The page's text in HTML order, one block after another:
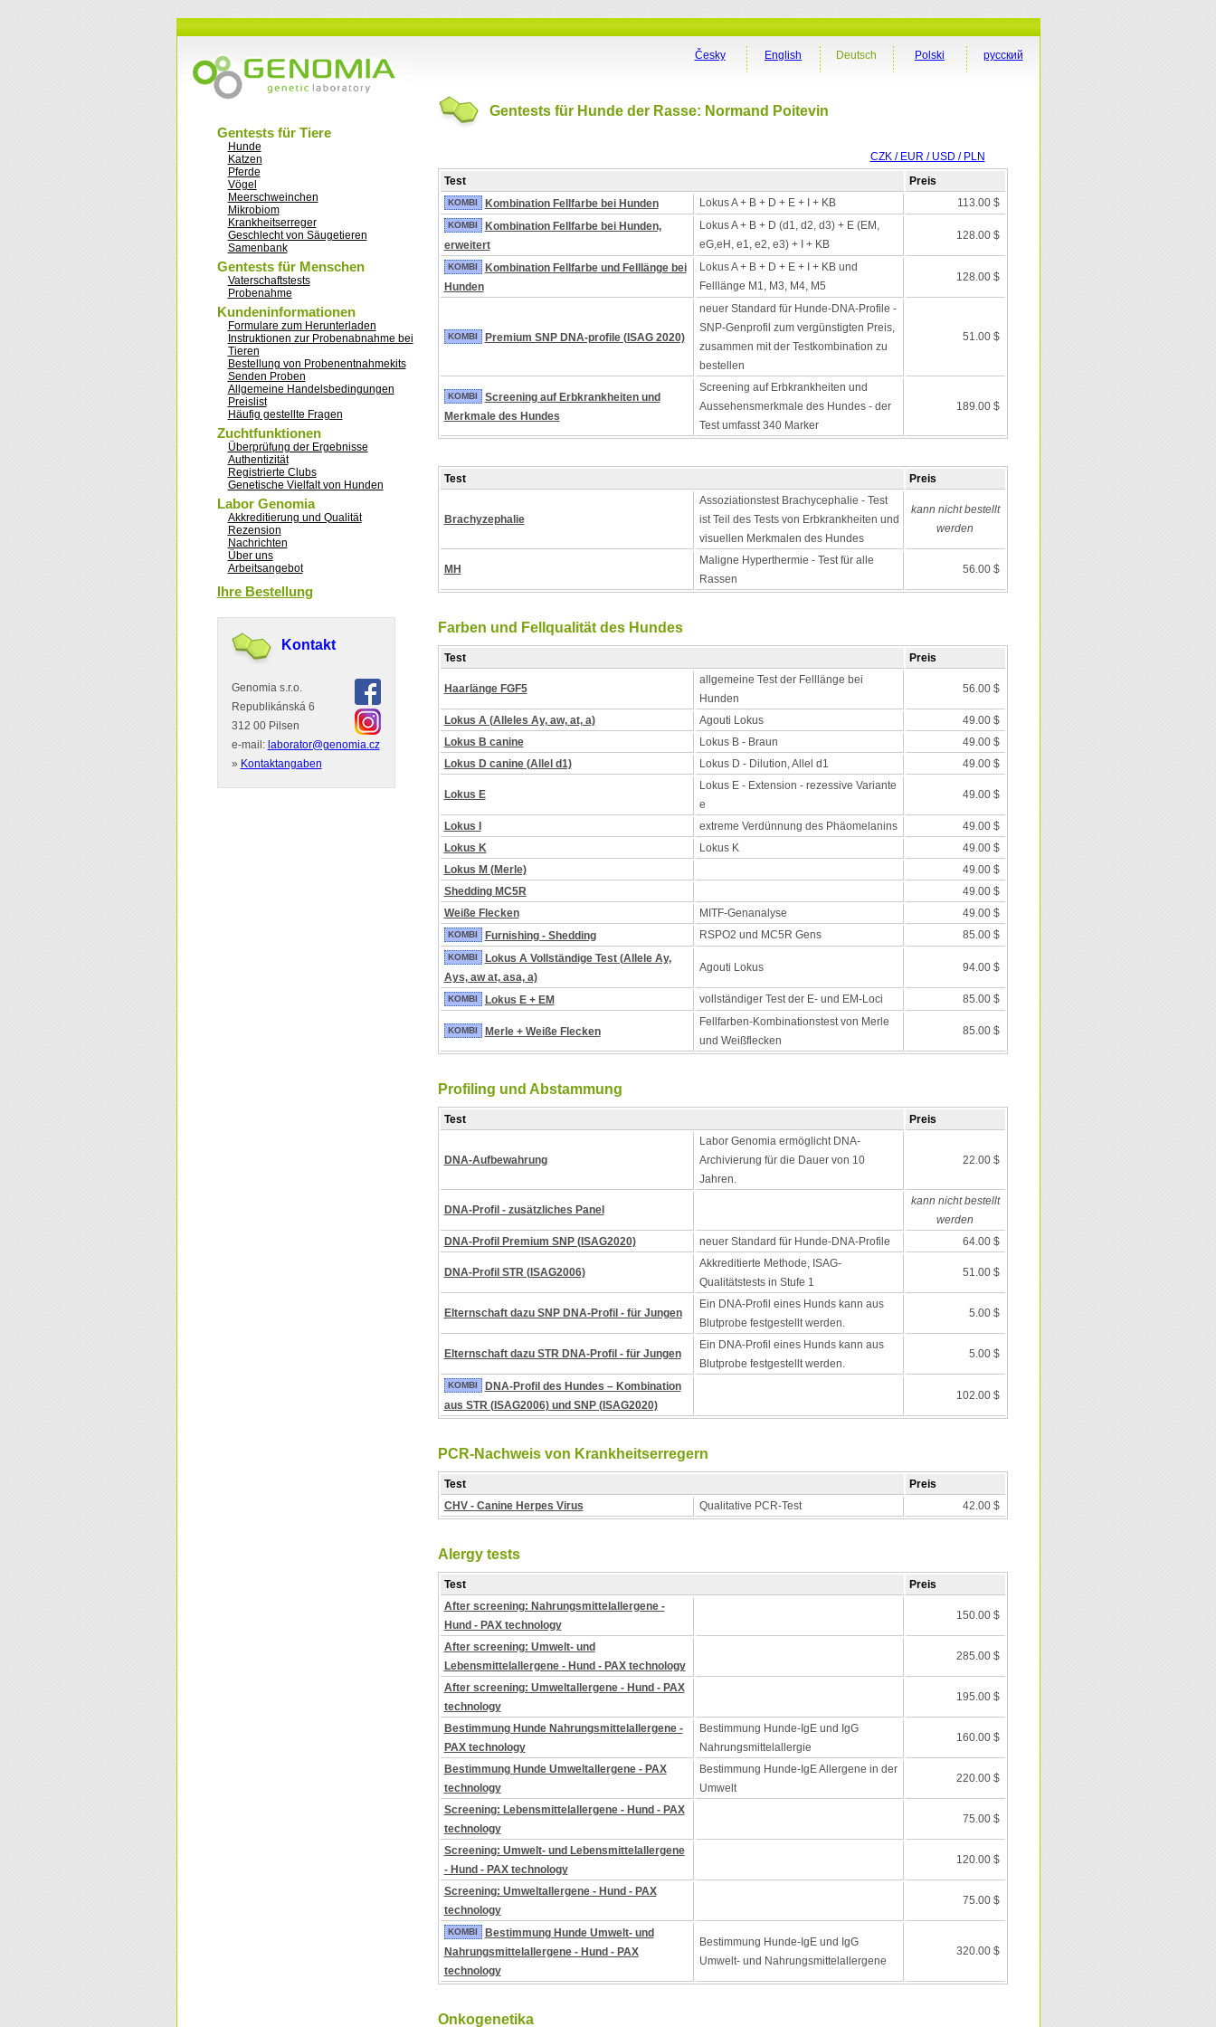
Gentests für Tiere
Hunde
Katzen
Pferde
Vögel
Meerschweinchen
Mikrobiom
Krankheitserreger
Geschlecht von Säugetieren
Samenbank
Gentests für Menschen
Vaterschaftstests
Probenahme
Kundeninformationen
Formulare zum Herunterladen
Instruktionen zur Probenabnahme bei
Tieren
Bestellung von Probenentnahmekits
Senden Proben
Allgemeine Handelsbedingungen
Preislist
Häufig gestellte Fragen
Zuchtfunktionen
Überprüfung der Ergebnisse
Authentizität
Registrierte Clubs
Genetische Vielfalt von Hunden
Labor Genomia
Akkreditierung und Qualität
Rezension
Nachrichten
Über uns
Arbeitsangebot
Ihre Bestellung
Kontakt
Genomia s.r.o.
Republikánská 6
312 00 Pilsen
e-mail: laborator@genomia.cz
» Kontaktangaben
русский
Polski
Deutsch
English
Česky
Gentests für Hunde der Rasse: Normand Poitevin
CZK / EUR / USD / PLN
Test
Preis
KOMBI Kombination Fellfarbe bei Hunden Lokus A + B + D + E + I + KB 113.00 $
KOMBI
Kombination Fellfarbe bei Hunden,
erweitert
Lokus A + B + D (d1, d2, d3) + E (EM,
eG,eH, e1, e2, e3) + I + KB
128.00 $
KOMBI
Kombination Fellfarbe und Felllänge bei
Hunden
Lokus A + B + D + E + I + KB und
Felllänge M1, M3, M4, M5
128.00 $
KOMBI Premium SNP DNA-profile (ISAG 2020)
neuer Standard für Hunde-DNA-Profile -
SNP-Genprofil zum vergünstigten Preis,
zusammen mit der Testkombination zu
bestellen
51.00 $
KOMBI
Screening auf Erbkrankheiten und
Merkmale des Hundes
Screening auf Erbkrankheiten und
Aussehensmerkmale des Hundes - der
Test umfasst 340 Marker
189.00 $
Test Preis
Brachyzephalie
Assoziationstest Brachycephalie - Test
ist Teil des Tests von Erbkrankheiten und
visuellen Merkmalen des Hundes
kann nicht bestellt
werden
MH
Maligne Hyperthermie - Test für alle
Rassen
56.00 $
Farben und Fellqualität des Hundes
Test Preis
Haarlänge FGF5
allgemeine Test der Felllänge bei
Hunden
56.00 $
Lokus A (Alleles Ay, aw, at, a) Agouti Lokus
49.00 $
Lokus B canine
Lokus B - Braun
49.00 $
Lokus D canine (Allel d1)
Lokus D - Dilution, Allel d1 49.00 $
Lokus E
Lokus E - Extension - rezessive Variante
e
49.00 $
Lokus I extreme Verdünnung des Phäomelanins
49.00 $
Lokus K
Lokus K
49.00 $
Lokus M (Merle)
49.00 $
Shedding MC5R
49.00 $
Weiße Flecken
MITF-Genanalyse 49.00 $
KOMBI Furnishing - Shedding RSPO2 und MC5R Gens 85.00 $
KOMBI
Lokus A Vollständige Test (Allele Ay,
Ays, aw at, asa, a)
Agouti Lokus 94.00 $
KOMBI Lokus E + EM vollständiger Test der E- und EM-Loci 85.00 $
KOMBI Merle + Weiße Flecken
Fellfarben-Kombinationstest von Merle
und Weißflecken
85.00 $
Profiling und Abstammung
Test Preis
DNA-Aufbewahrung
Labor Genomia ermöglicht DNA-
Archivierung für die Dauer von 10
Jahren.
22.00 $
DNA-Profil - zusätzliches Panel
kann nicht bestellt
werden
DNA-Profil Premium SNP (ISAG2020)
neuer Standard für Hunde-DNA-Profile 64.00 $
DNA-Profil STR (ISAG2006)
Akkreditierte Methode, ISAG-
Qualitätstests in Stufe 1
51.00 $
Elternschaft dazu SNP DNA-Profil - für Jungen
Ein DNA-Profil eines Hunds kann aus
Blutprobe festgestellt werden.
5.00 $
Elternschaft dazu STR DNA-Profil - für Jungen
Ein DNA-Profil eines Hunds kann aus
Blutprobe festgestellt werden.
5.00 $
KOMBI
DNA-Profil des Hundes – Kombination
aus STR (ISAG2006) und SNP (ISAG2020)
102.00 $
PCR-Nachweis von Krankheitserregern
Test
Preis
CHV - Canine Herpes Virus
Qualitative PCR-Test 42.00 $
Alergy tests
Test
Preis
After screening: Nahrungsmittelallergene -
Hund - PAX technology
150.00 $
After screening: Umwelt- und
Lebensmittelallergene - Hund - PAX technology
285.00 $
After screening: Umweltallergene - Hund - PAX
technology
195.00 $
Bestimmung Hunde Nahrungsmittelallergene -
PAX technology
Bestimmung Hunde-IgE und IgG
Nahrungsmittelallergie
160.00 $
Bestimmung Hunde Umweltallergene - PAX
technology
Bestimmung Hunde-IgE Allergene in der
Umwelt
220.00 $
Screening: Lebensmittelallergene - Hund - PAX
technology
75.00 $
Screening: Umwelt- und Lebensmittelallergene
- Hund - PAX technology
120.00 $
Screening: Umweltallergene - Hund - PAX
technology
75.00 $
KOMBI
Bestimmung Hunde Umwelt- und
Nahrungsmittelallergene - Hund - PAX
technology
Bestimmung Hunde-IgE und IgG
Umwelt- und Nahrungsmittelallergene
320.00 $
Onkogenetika